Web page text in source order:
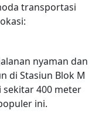
transportasi
nyaman dan
di Stasiun Blok M
sekitar 400 meter
ini.